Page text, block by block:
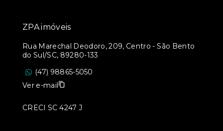
ZPA imóveis
Rua Marechal Deodoro, 209, Centro - São Bento
do Sul/SC, 89280-133
(47) 98865-5050
Ver e-mail
CRECI SC 4247 J